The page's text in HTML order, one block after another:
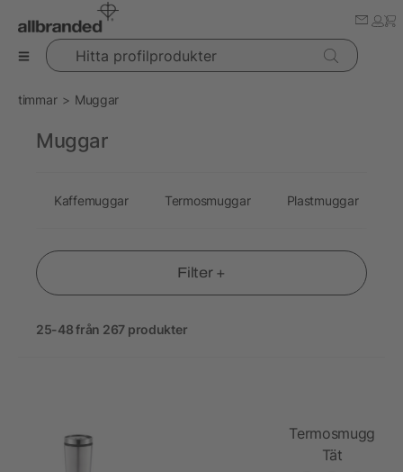
Hitta profilprodukter
timmar Muggar
Filter +
25-48 från 267 produkter
Termosmugg
Tät
Muggar
Kaffemuggar Termosmuggar Plastmuggar